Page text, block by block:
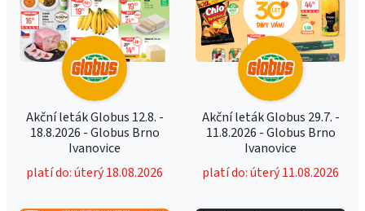
Akční leták Globus 12.8. -
18.8.2026 - Globus Brno
Ivanovice
platí do: úterý 18.08.2026
Akční leták Globus 29.7. -
11.8.2026 - Globus Brno
Ivanovice
platí do: úterý 11.08.2026